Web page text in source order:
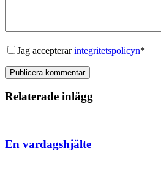
Jag accepterarintegritetspolicyn*
Publicera kommentar
Relaterade inlägg
En vardagshjälte